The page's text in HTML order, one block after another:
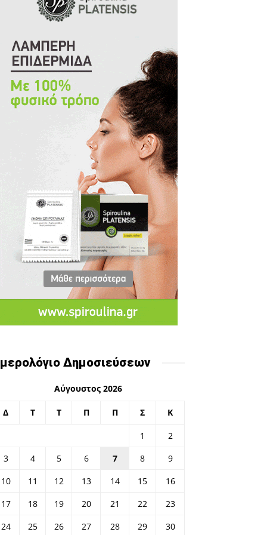
Δημοσιεύσεων
Αύγουστος 2026
Δ Τ Τ Π Π Σ Κ
1
2
3
4 5 6 7 8
9
10
11 12 13 14 15
16
17
18 19 20 21 22
23
24
25 26 27 28 29 30